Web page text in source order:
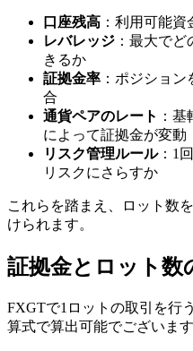
口座残高 ：利用可能
レバレッジ ：最大で
きるか
証拠金率 ：ポジショ
合
通貨ペアのレート ：
によって証拠金が変動
リスク管理ルール：1
リスクにさらすか
これらを踏まえ、ロット数
けられます。
証拠金とロット数
FXGTで1ロットの取引を行
算式で算出可能でございます